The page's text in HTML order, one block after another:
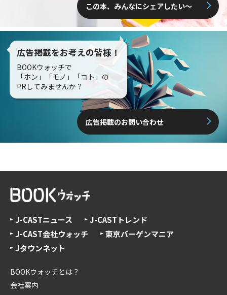
この本、みんなにシェアしたい〜
広告掲載をお考えの皆様！
BOOKウォッチで
「ホン」「モノ」「コト」の
PRしてみませんか？
広告掲載のお問い合わせ
J-CASTニュース
J-CASTトレンド
J-CAST会社ウォッチ
東京バーゲンマニア
Jタウンネット
BOOKウォッチとは？
会社案内